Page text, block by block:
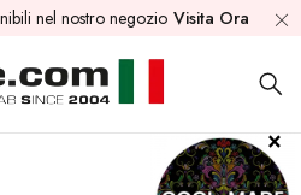
nel nostro negozio Visita Ora